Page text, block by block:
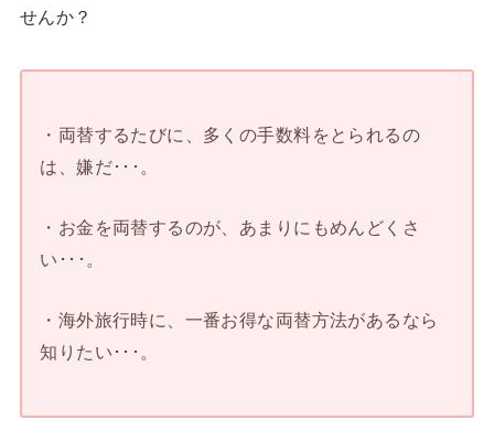
せんか？
・両替するたびに、多くの手数料をとられるの
は、嫌だ･･･。
・お金を両替するのが、あまりにもめんどくさ
い･･･。
・海外旅行時に、一番お得な両替方法があるなら
知りたい･･･。